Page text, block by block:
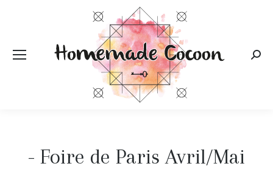
- Foire de Paris Avril/Mai